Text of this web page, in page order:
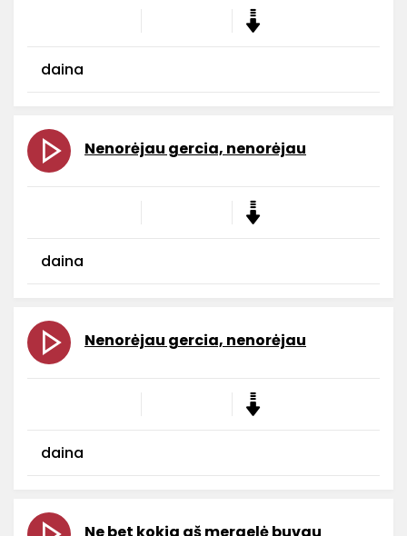
daina
Nenorėjau gercia, nenorėjau
daina
Nenorėjau gercia, nenorėjau
daina
Ne bet kokia aš mergelė buvau